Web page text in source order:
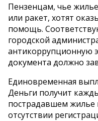
Пензенцам, чье
или ракет, хотят
помощь.
городской
антикоррупционную
документа должно
Единовременная
Деньги получит
пострадавшем жилье
отсутствии